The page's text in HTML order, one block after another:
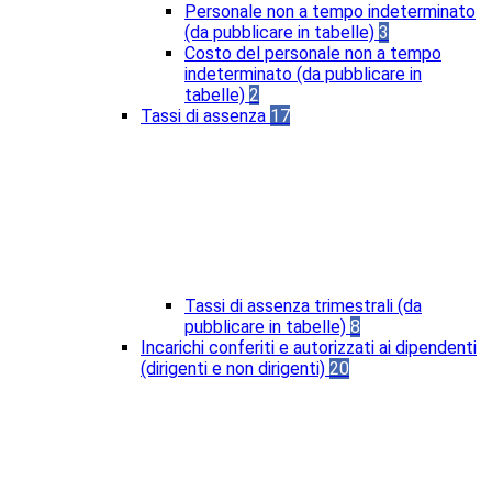
Personale non a tempo indeterminato
(da pubblicare in tabelle) 3
Costo del personale non a tempo
indeterminato (da pubblicare in
tabelle) 2
Tassi di assenza 17
Tassi di assenza trimestrali (da
pubblicare in tabelle) 8
Incarichi conferiti e autorizzati ai dipendenti
(dirigenti e non dirigenti) 20